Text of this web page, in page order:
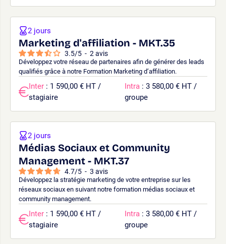
Marketing d'affiliation - MKT.35
3.5/5 - 2 avis
Développez votre réseau de partenaires afin de générer des leads
qualifiés grâce à notre Formation Marketing d’affiliation.
2 jours
Inter : 1 590,00 € HT /
stagiaire
Intra : 3 580,00 € HT /
groupe
Médias Sociaux et Community
Management - MKT.37
4.7/5 - 3 avis
Développez la stratégie marketing de votre entreprise sur les
réseaux sociaux en suivant notre formation médias sociaux et
community management.
2 jours
Inter : 1 590,00 € HT /
stagiaire
Intra : 3 580,00 € HT /
groupe